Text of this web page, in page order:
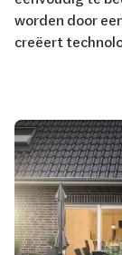
worden door
creëert